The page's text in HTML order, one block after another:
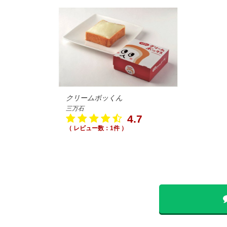
クリームボッくん
三万石
4.7
（ レビュー数：1件 ）